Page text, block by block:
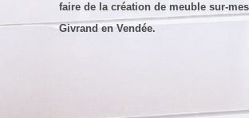
faire de la création de meuble sur-
Givrand en Vendée.